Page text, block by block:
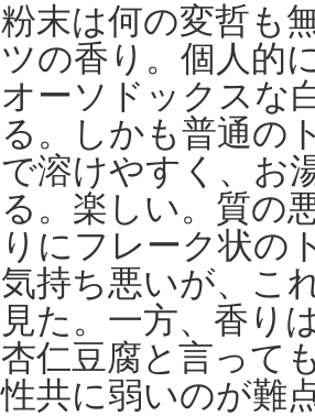
粉末は何の変哲も
ツの香り。個人的
オーソドックスな
る。しかも普通の
で溶けやすく、お
る。楽しい。質の
りにフレーク状の
気持ち悪いが、こ
見た。一方、香り
杏仁豆腐と言って
性共に弱いのが難